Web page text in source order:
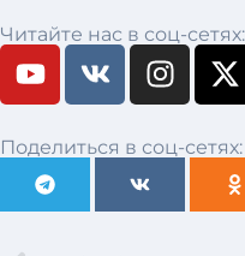
Читайте нас в соц-сетях:
Поделиться в соц-сетях: